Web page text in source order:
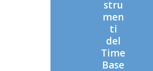
stru
men
ti
del
Time
Base